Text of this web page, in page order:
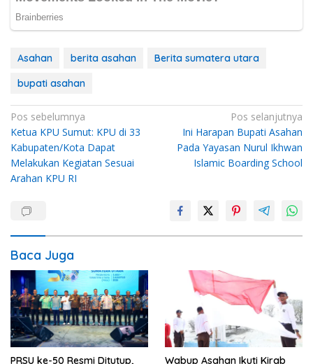
Asahan berita asahan
Berita sumatera utara
bupati asahan
Navigasi
pos
Pos sebelumnya
Ketua KPU Sumut: KPU di 33
Kabupaten/Kota Dapat
Melakukan Kegiatan Sesuai
Arahan KPU RI
Pos selanjutnya
Ini Harapan Bupati Asahan
Pada Yayasan Nurul Ikhwan
Islamic Boarding School
Baca Juga
PRSU ke-50 Resmi Ditutup,
Wabup Asahan Ikuti Kirab